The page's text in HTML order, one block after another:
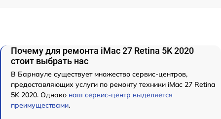
Почему для ремонта iMac 27 Retina 5K 2020
стоит выбрать нас
В Барнауле существует множество сервис-центров,
предоставляющих услуги по ремонту техники iMac 27 Retina
5K 2020. Однако наш сервис-центр выделяется
преимуществами.